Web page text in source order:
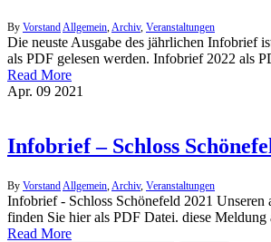
By Vorstand Allgemein Archiv, Veranstaltungen
Die neuste Ausgabe des jährlichen Infobrief
als PDF gelesen werden. Infobrief 2022 als
Read More
Apr. 09 2021
Infobrief – Schloss
By Vorstand Allgemein Archiv, Veranstaltungen
Infobrief - Schloss Schönefeld 2021
finden Sie hier als PDF Datei. diese Meldung
Read More